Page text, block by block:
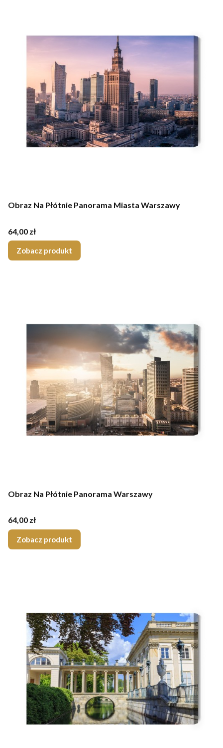
Obraz Na Płótnie Panorama Miasta Warszawy
Cena
64,00 zł
Zobacz produkt
Obraz Na Płótnie Panorama Warszawy
Cena
64,00 zł
Zobacz produkt